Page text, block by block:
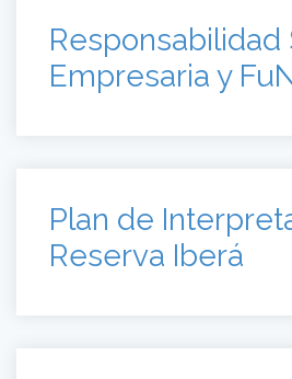
Responsabilidad
Empresaria y
Plan de
Reserva Iberá